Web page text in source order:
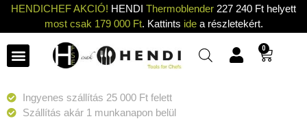
HENDICHEF AKCIÓ! HENDI Thermoblender 227 240 Ft helyett
most csak 179 000 Ft. Kattints idea részletekért.
0
Ingyenes szállítás 25 000 Ft felett
Szállítás akár 1 munkanapon belül